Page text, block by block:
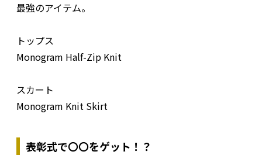
最強のアイテム。
トップス
Monogram Half-Zip Knit
スカート
Monogram Knit Skirt
表彰式で〇〇をゲット！？